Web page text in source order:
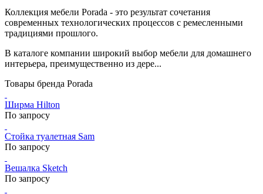
Коллекция мебели Porada - это результат сочетания
современных технологических процессов с ремесленными
традициями прошлого.
В каталоге компании широкий выбор мебели для домашнего
интерьера, преимущественно из дере...
Товары бренда Porada
Ширма Hilton
По запросу
Стойка туалетная Sam
По запросу
Вешалка Sketch
По запросу